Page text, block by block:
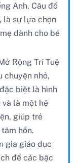
Anh, Câu đố
là sự lựa chọn
dành cho bé
Rộng Trí Tuệ
chuyện nhỏ,
biệt là hình
và là một hệ
giúp trẻ
hồn.
gia giáo dục
để các bậc